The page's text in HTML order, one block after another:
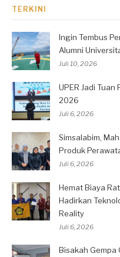
TERKINI
Ingin Tembus
Alumni
Juli 10, 2026
UPER Jadi
2026
Juli 6, 2026
Simsalabim,
Produk
Juli 6, 2026
Hemat Biaya
Hadirkan
Reality
Juli 6, 2026
Bisakah Gempa